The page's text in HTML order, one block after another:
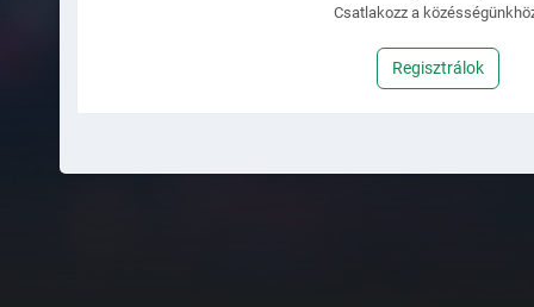
Csatlakozz a
Regisztrálok